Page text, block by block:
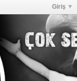
Giriş